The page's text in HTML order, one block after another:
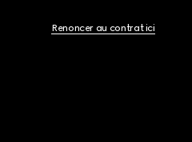
Renoncer au contrat ici